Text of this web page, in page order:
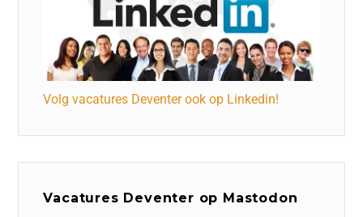
Volg vacatures Deventer ook op Linkedin!
Vacatures Deventer op Mastodon